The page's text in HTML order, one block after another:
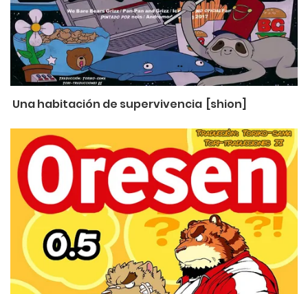
Una habitación de supervivencia [shion]